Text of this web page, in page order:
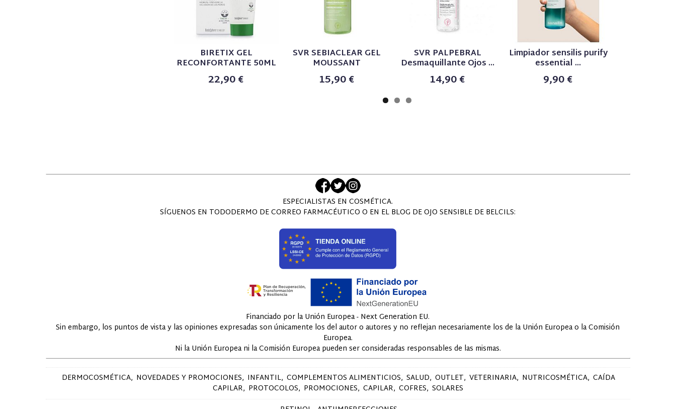
BIRETIX GEL
RECONFORTANTE 50ML
22,90 €
SVR SEBIACLEAR GEL
MOUSSANT
15,90 €
SVR PALPEBRAL
Desmaquillante Ojos ...
14,90 €
Limpiador sensilis purify
essential ...
9,90 €
ESPECIALISTAS EN COSMÉTICA.
SÍGUENOS EN TODODERMO DE CORREO FARMACÉUTICO O EN EL BLOG DE OJO SENSIBLE DE BELCILS:
Financiado por la Unión Europea - Next Generation EU.
Sin embargo, los puntos de vista y las opiniones expresadas son únicamente los del autor o autores y no reflejan necesariamente los de la Unión Europea o la Comisión
Europea.
Ni la Unión Europea ni la Comisión Europea pueden ser consideradas responsables de las mismas.
DERMOCOSMÉTICA NOVEDADES Y PROMOCIONES INFANTIL COMPLEMENTOS ALIMENTICIOS SALUD OUTLET VETERINARIA NUTRICOSMÉTICA CAÍDA
CAPILAR PROTOCOLOS PROMOCIONES CAPILAR COFRES SOLARES